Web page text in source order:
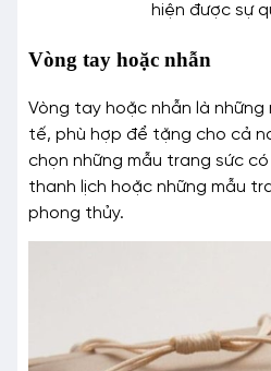
hiện được sự
Vòng tay hoặc nhẫn
Vòng tay hoặc nhẫn là
tế, phù hợp để tặng cho cả
chọn những mẫu trang sức
thanh lịch hoặc những mẫu
phong thủy.